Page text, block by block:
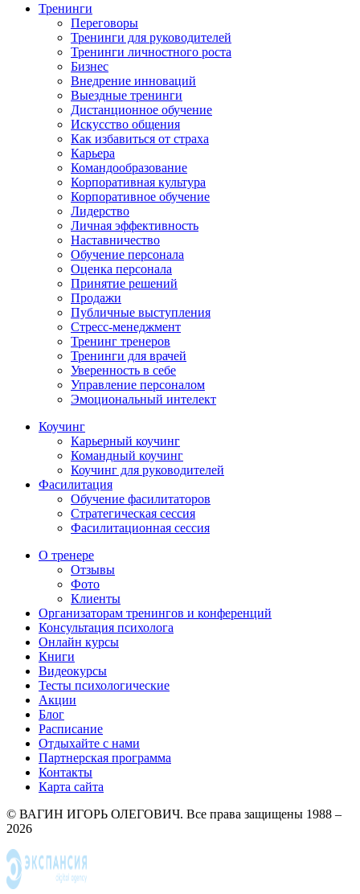
Тренинги
Переговоры
Тренинги для руководителей
Тренинги личностного роста
Бизнес
Внедрение инноваций
Выездные тренинги
Дистанционное обучение
Искусство общения
Как избавиться от страха
Карьера
Командообразование
Корпоративная культура
Корпоративное обучение
Лидерство
Личная эффективность
Наставничество
Обучение персонала
Оценка персонала
Принятие решений
Продажи
Публичные выступления
Стресс-менеджмент
Тренинг тренеров
Тренинги для врачей
Уверенность в себе
Управление персоналом
Эмоциональный интелект
Коучинг
Карьерный коучинг
Командный коучинг
Коучинг для руководителей
Фасилитация
Обучение фасилитаторов
Стратегическая сессия
Фасилитационная сессия
О тренере
Отзывы
Фото
Клиенты
Организаторам тренингов и конференций
Консультация психолога
Онлайн курсы
Книги
Видеокурсы
Тесты психологические
Акции
Блог
Расписание
Отдыхайте с нами
Партнерская программа
Контакты
Карта сайта
© ВАГИН ИГОРЬ ОЛЕГОВИЧ. Все права защищены 1988 –
2026